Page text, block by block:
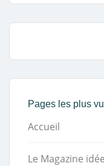
Pages les plus
Accueil
Le Magazine